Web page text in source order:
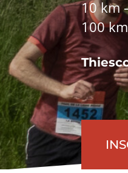
10 km
100